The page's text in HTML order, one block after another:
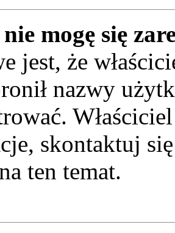
mogę się
jest, że
nazwy
skontaktuj
ten temat.